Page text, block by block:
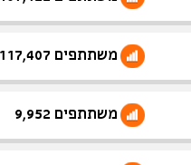
משתתפים 117,407
משתתפים 9,952